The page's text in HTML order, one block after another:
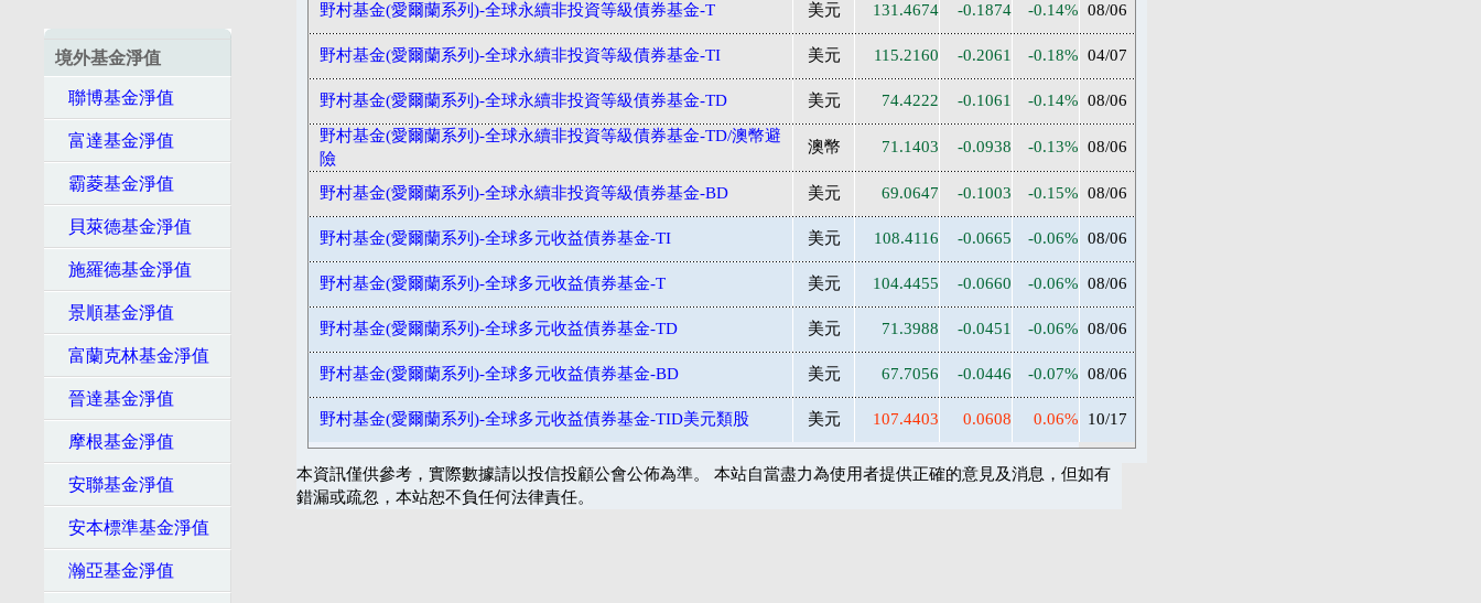
境外基金淨值
聯博基金淨值
富達基金淨值
霸菱基金淨值
貝萊德基金淨值
施羅德基金淨值
景順基金淨值
富蘭克林基金淨值
晉達基金淨值
摩根基金淨值
安聯基金淨值
安本標準基金淨值
瀚亞基金淨值
野村基金(愛爾蘭系列)-全球永續非投資等級債券基金-T 美元 131.4674 -0.1874 -0.14% 08/06
野村基金(愛爾蘭系列)-全球永續非投資等級債券基金-TI 美元 115.2160 -0.2061 -0.18% 04/07
野村基金(愛爾蘭系列)-全球永續非投資等級債券基金-TD 美元 74.4222 -0.1061 -0.14% 08/06
野村基金(愛爾蘭系列)-全球永續非投資等級債券基金-TD/澳幣避
險
澳幣 71.1403 -0.0938 -0.13% 08/06
野村基金(愛爾蘭系列)-全球永續非投資等級債券基金-BD 美元 69.0647 -0.1003 -0.15% 08/06
野村基金(愛爾蘭系列)-全球多元收益債券基金-TI 美元 108.4116 -0.0665 -0.06% 08/06
野村基金(愛爾蘭系列)-全球多元收益債券基金-T 美元 104.4455 -0.0660 -0.06% 08/06
野村基金(愛爾蘭系列)-全球多元收益債券基金-TD 美元 71.3988 -0.0451 -0.06% 08/06
野村基金(愛爾蘭系列)-全球多元收益債券基金-BD 美元 67.7056 -0.0446 -0.07% 08/06
野村基金(愛爾蘭系列)-全球多元收益債券基金-TID美元類股 美元 107.4403 0.0608 0.06% 10/17
本資訊僅供參考，實際數據請以投信投顧公會公佈為準。 本站自當盡力為使用者提供正確的意見及消息，但如有
錯漏或疏忽，本站恕不負任何法律責任。